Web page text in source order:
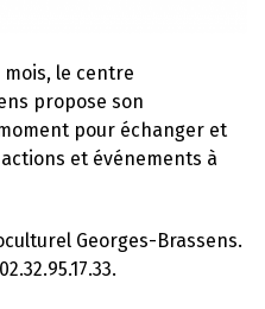
le centre
propose son
pour échanger et
et événements à
Georges-Brassens.